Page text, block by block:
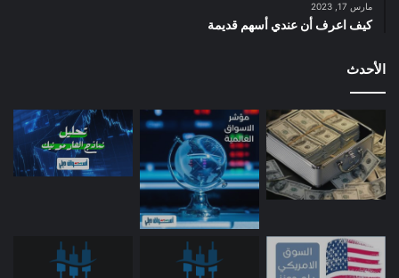
مارس 17, 2023
كيف اعرف أن عندي أسهم قديمة
الأحدث